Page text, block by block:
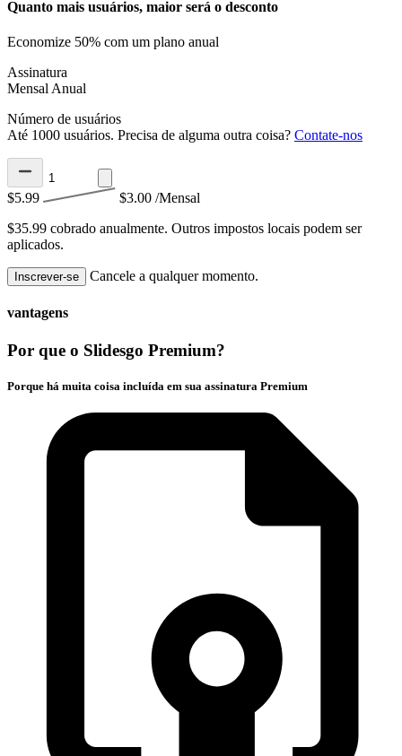
Quanto mais usuários, maior será o desconto
Economize 50% com um plano anual
Assinatura
Mensal Anual
Número de usuários
Até 1000 usuários. Precisa de alguma outra coisa? Contate-nos
$5.99 $3.00 /Mensal
$35.99 cobrado anualmente. Outros impostos locais podem ser
aplicados.
Inscrever-se Cancele a qualquer momento.
vantagens
Por que o Slidesgo Premium?
Porque há muita coisa incluída em sua assinatura Premium